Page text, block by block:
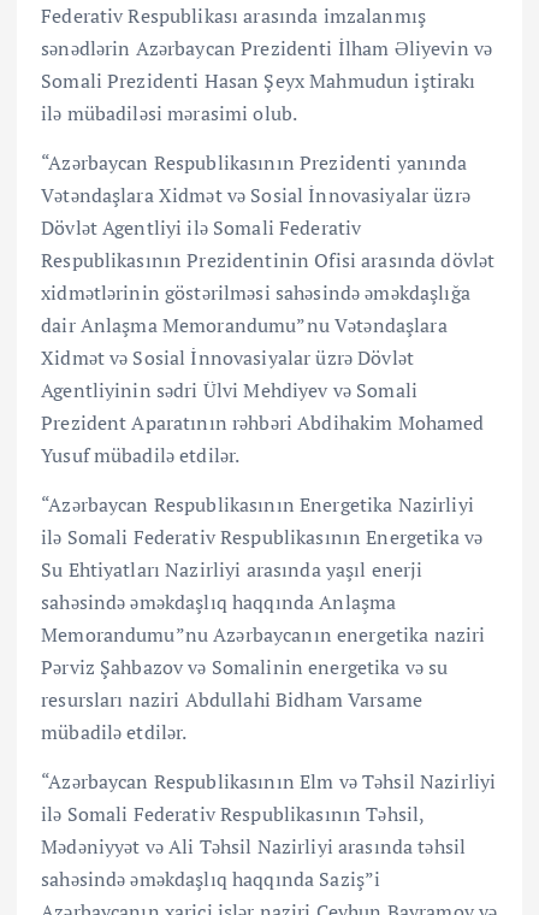
Federativ Respublikası arasında imzalanmış
sənədlərin Azərbaycan Prezidenti İlham Əliyevin və
Somali Prezidenti Hasan Şeyx Mahmudun iştirakı
ilə mübadiləsi mərasimi olub.
“Azərbaycan Respublikasının Prezidenti yanında
Vətəndaşlara Xidmət və Sosial İnnovasiyalar üzrə
Dövlət Agentliyi ilə Somali Federativ
Respublikasının Prezidentinin Ofisi arasında dövlət
xidmətlərinin göstərilməsi sahəsində əməkdaşlığa
dair Anlaşma Memorandumu”nu Vətəndaşlara
Xidmət və Sosial İnnovasiyalar üzrə Dövlət
Agentliyinin sədri Ülvi Mehdiyev və Somali
Prezident Aparatının rəhbəri Abdihakim Mohamed
Yusuf mübadilə etdilər.
“Azərbaycan Respublikasının Energetika Nazirliyi
ilə Somali Federativ Respublikasının Energetika və
Su Ehtiyatları Nazirliyi arasında yaşıl enerji
sahəsində əməkdaşlıq haqqında Anlaşma
Memorandumu”nu Azərbaycanın energetika naziri
Pərviz Şahbazov və Somalinin energetika və su
resursları naziri Abdullahi Bidham Varsame
mübadilə etdilər.
“Azərbaycan Respublikasının Elm və Təhsil Nazirliyi
ilə Somali Federativ Respublikasının Təhsil,
Mədəniyyət və Ali Təhsil Nazirliyi arasında təhsil
sahəsində əməkdaşlıq haqqında Saziş”i